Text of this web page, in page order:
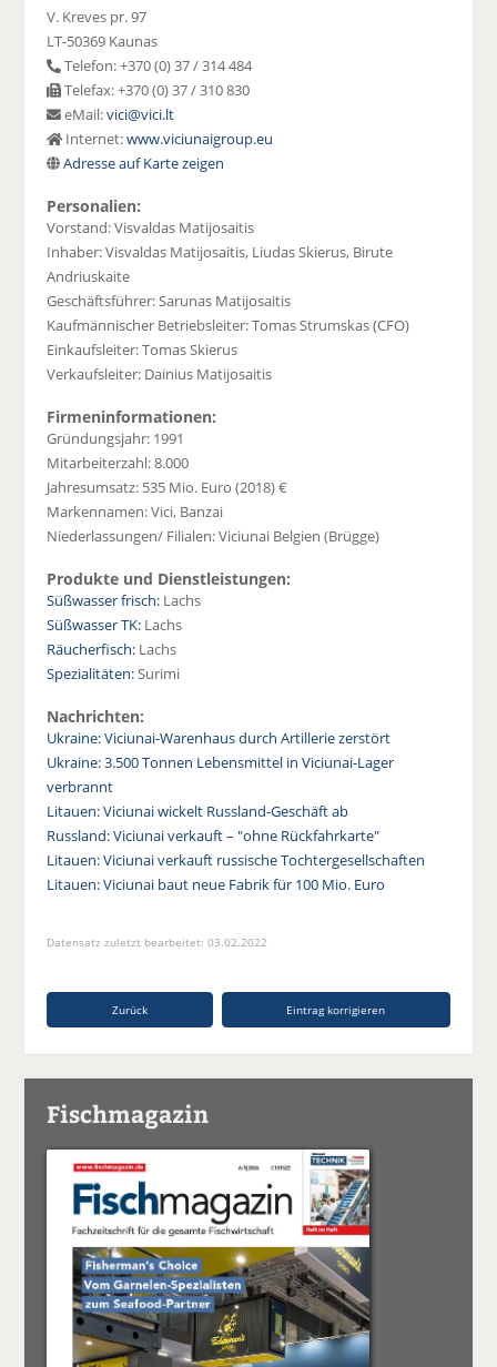
V. Kreves pr. 97
LT-50369 Kaunas
Telefon: +370 (0) 37 / 314 484
Telefax: +370 (0) 37 / 310 830
eMail:vici@vici.lt
Internet:www.viciunaigroup.eu
Adresse auf Karte zeigen
Personalien:
Vorstand: Visvaldas Matijosaitis
Inhaber: Visvaldas Matijosaitis, Liudas Skierus, Birute
Andriuskaite
Geschäftsführer: Sarunas Matijosaitis
Kaufmännischer Betriebsleiter: Tomas Strumskas (CFO)
Einkaufsleiter: Tomas Skierus
Verkaufsleiter: Dainius Matijosaitis
Firmeninformationen:
Gründungsjahr: 1991
Mitarbeiterzahl: 8.000
Jahresumsatz: 535 Mio. Euro (2018) €
Markennamen: Vici, Banzai
Niederlassungen/ Filialen: Viciunai Belgien (Brügge)
Produkte und Dienstleistungen:
Süßwasser frisch: Lachs
Süßwasser TK: Lachs
Räucherfisch: Lachs
Spezialitäten:Surimi
Nachrichten:
Ukraine: Viciunai-Warenhaus durch Artillerie zerstört
Ukraine: 3.500 Tonnen Lebensmittel in Viciunai-Lager
verbrannt
Litauen: Viciunai wickelt Russland-Geschäft ab
Russland: Viciunai verkauft – "ohne Rückfahrkarte"
Litauen: Viciunai verkauft russische Tochtergesellschaften
Litauen: Viciunai baut neue Fabrik für 100 Mio. Euro
Datensatz zuletzt bearbeitet: 03.02.2022
Zurück Eintrag korrigieren
Fischmagazin